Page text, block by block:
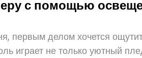
с помощью
первым делом хочется
играет не только уютный